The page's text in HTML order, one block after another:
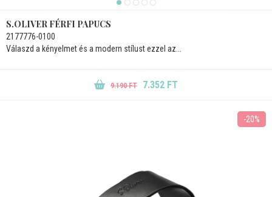
S.OLIVER FÉRFI PAPUCS
2177776-0100
Válaszd a kényelmet és a modern stílust ezzel az...
9.190 FT 7.352 FT
-20%